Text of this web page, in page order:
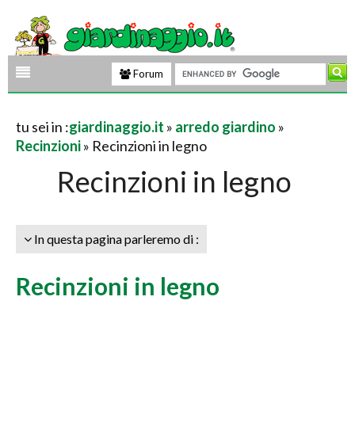
Forum
tu sei in :giardinaggio.it » arredo giardino »
Recinzioni» Recinzioni in legno
Recinzioni in legno
In questa pagina parleremo di :
Recinzioni in legno